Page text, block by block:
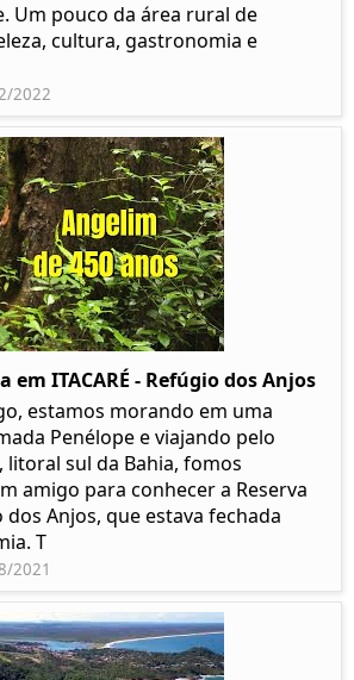
Um pouco da área rural de
cultura, gastronomia e
2022
em ITACARÉ - Refúgio dos Anjos
estamos morando em uma
Penélope e viajando pelo
litoral sul da Bahia, fomos
amigo para conhecer a Reserva
dos Anjos, que estava fechada
T
2021